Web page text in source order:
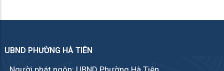
UBND PHƯỜNG HÀ TIÊN